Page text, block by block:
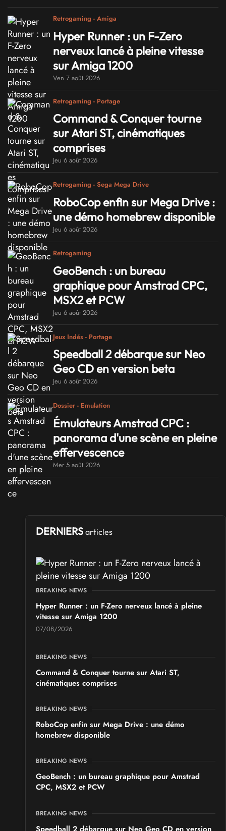
Retrogaming - Amiga
Hyper Runner : un F-Zero
nerveux lancé à pleine vitesse
sur Amiga 1200
Ven 7 août 2026
Retrogaming - Portage
Command & Conquer tourne
sur Atari ST, cinématiques
comprises
Jeu 6 août 2026
Retrogaming - Sega Mega Drive
RoboCop enfin sur Mega Drive :
une démo homebrew disponible
Jeu 6 août 2026
Retrogaming
GeoBench : un bureau
graphique pour Amstrad CPC,
MSX2 et PCW
Jeu 6 août 2026
Jeux Indés - Portage
Speedball 2 débarque sur Neo
Geo CD en version beta
Jeu 6 août 2026
Dossier - Emulation
Émulateurs Amstrad CPC :
panorama d'une scène en pleine
effervescence
Mer 5 août 2026
DERNIERS articles
BREAKING NEWS
Hyper Runner : un F-Zero nerveux lancé à pleine
vitesse sur Amiga 1200
07/08/2026
BREAKING NEWS
Command & Conquer tourne sur Atari ST,
cinématiques comprises
BREAKING NEWS
RoboCop enfin sur Mega Drive : une démo
homebrew disponible
BREAKING NEWS
GeoBench : un bureau graphique pour Amstrad
CPC, MSX2 et PCW
BREAKING NEWS